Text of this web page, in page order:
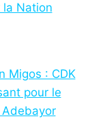
la Nation
Migos : CDK
pour le
Adebayor